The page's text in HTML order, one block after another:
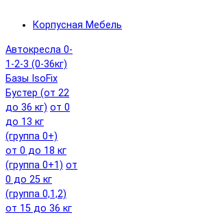
Корпусная Мебель
Автокресла 0-
1-2-3 (0-36кг)
Базы IsoFix
Бустер (от 22
до 36 кг) от 0
до 13 кг
(группа 0+)
от 0 до 18 кг
(группа 0+1) от
0 до 25 кг
(группа 0,1,2)
от 15 до 36 кг